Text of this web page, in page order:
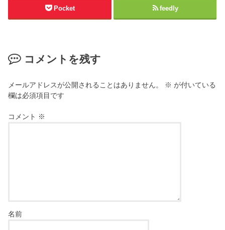
Pocket feedly
コメントを残す
メールアドレスが公開されることはありません。 ※ が付いている
欄は必須項目です
コメント ※
名前